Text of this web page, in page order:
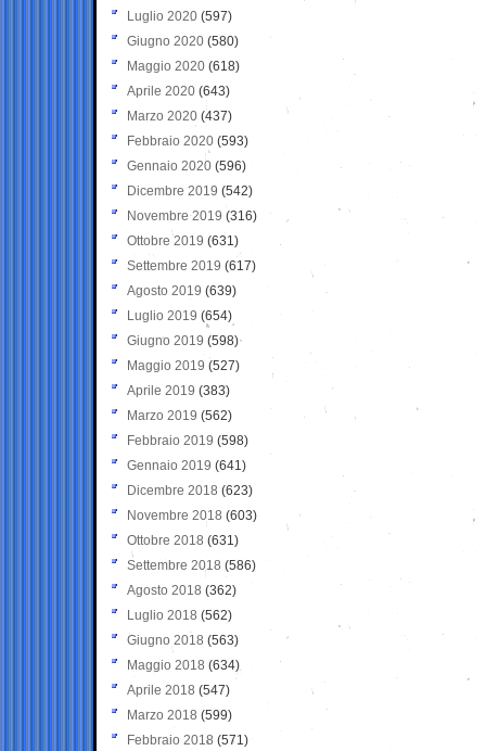
Luglio 2020 (597)
Giugno 2020 (580)
Maggio 2020 (618)
Aprile 2020 (643)
Marzo 2020 (437)
Febbraio 2020 (593)
Gennaio 2020 (596)
Dicembre 2019 (542)
Novembre 2019 (316)
Ottobre 2019 (631)
Settembre 2019 (617)
Agosto 2019 (639)
Luglio 2019 (654)
Giugno 2019 (598)
Maggio 2019 (527)
Aprile 2019 (383)
Marzo 2019 (562)
Febbraio 2019 (598)
Gennaio 2019 (641)
Dicembre 2018 (623)
Novembre 2018 (603)
Ottobre 2018 (631)
Settembre 2018 (586)
Agosto 2018 (362)
Luglio 2018 (562)
Giugno 2018 (563)
Maggio 2018 (634)
Aprile 2018 (547)
Marzo 2018 (599)
Febbraio 2018 (571)